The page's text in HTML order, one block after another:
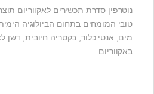
נוטרפין סדרת תכשירים לאקווריום
טובי המומחים בתחום הביולוגיה
מים, אנטי כלור, בקטריה חיובית, דשן
באקווריום.